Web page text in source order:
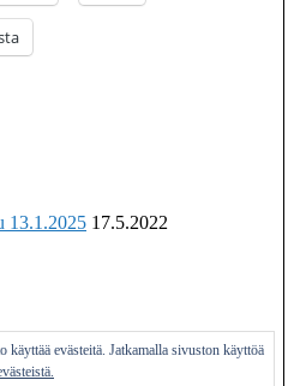
13.1.2025 17.5.2022
evästeitä. Jatkamalla sivuston käyttöä